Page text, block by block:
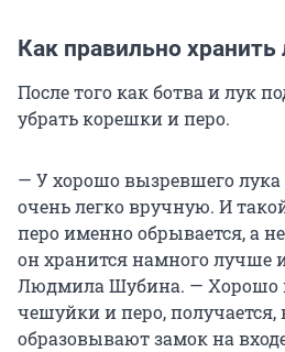
Как правильно хранить
После того как ботва и лук
убрать корешки и перо.
— У хорошо вызревшего лука
очень легко вручную. И
перо именно обрывается, а
он хранится намного лучше
Людмила Шубина. — Хорошо
чешуйки и перо, получается,
образовывают замок на